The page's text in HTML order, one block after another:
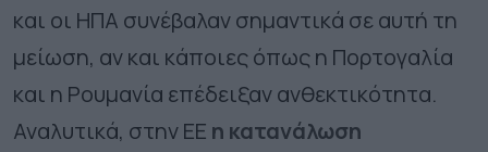
και οι ΗΠΑ συνέβαλαν σημαντικά σε αυτή τη
μείωση, αν και κάποιες όπως η Πορτογαλία
και η Ρουμανία επέδειξαν ανθεκτικότητα.
Αναλυτικά, στην ΕΕ η κατανάλωση